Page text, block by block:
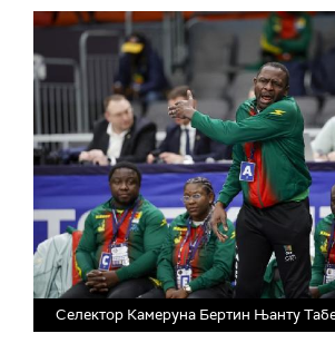
Селектор Камеруна Бертин Њанту